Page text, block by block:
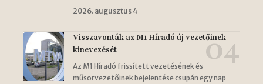
2026. augusztus 4
Visszavonták az M1 Híradó új vezetőinek
kinevezését
Az M1 Híradó frissített vezetésének és
műsorvezetőinek bejelentése csupán egy nap